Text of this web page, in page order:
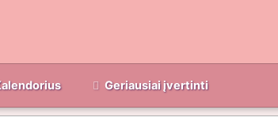
Geriausiai įvertinti